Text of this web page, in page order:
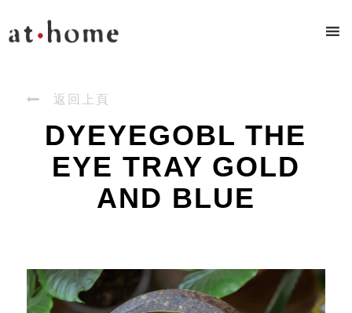
 返回上頁
DYEYEGOBL THE
EYE TRAY GOLD
AND BLUE